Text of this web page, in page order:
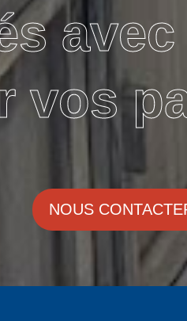
vos
NOUS